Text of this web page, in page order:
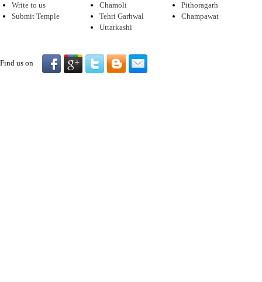
Write to us
Submit Temple
Chamoli
Tehri Garhwal
Uttarkashi
Pithoragarh
Champawat
Find us on